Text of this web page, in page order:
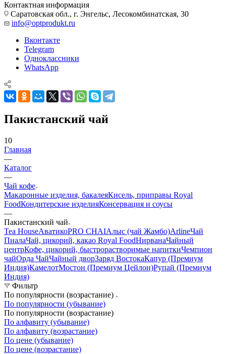
Контактная информация
Саратовская обл., г. Энгельс, Лесокомбинатская, 30
info@optprodukt.ru
Вконтакте
Telegram
Одноклассники
WhatsApp
Пакистанский чай
10
Главная
—
Каталог
—
Чай кофе
Макаронные изделия, бакалеяКисель, приправы Royal
FoodКондитерские изделияКонсервация и соусы
—
Пакистанский чай
Tea HouseАватикоPRO CHAIАлыс (чай Жамбо)ArlineЧай
ПиалаЧай, цикорий, какао Royal FoodНирванаЧайный
центрКофе, цикорий, быстрорастворимые напиткиЧемпион
чайОрда ЧайЧайный дворЗаряд ВостокаКапур (Премиум
Индия)КамелотМостон (Премиум Цейлон)Рупай (Премиум
Индия)
Фильтр
По популярности (возрастание)
По популярности (убывание)
По популярности (возрастание)
По алфавиту (убывание)
По алфавиту (возрастание)
По цене (убывание)
По цене (возрастание)